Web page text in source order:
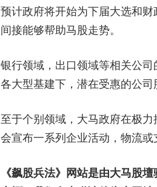
预计政府将开始为下届大选和
间接能够帮助马股走势。
银行领域，出口领域等相关公
各大型基建下，潜在受惠的公司
至于个别领域，大马政府在极
会宣布一系列企业活动，物流或
《飙股兵法》网站是由大马股壇